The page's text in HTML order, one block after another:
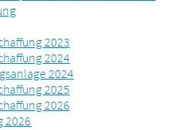
2023
2024
2024
2025
2026
2026